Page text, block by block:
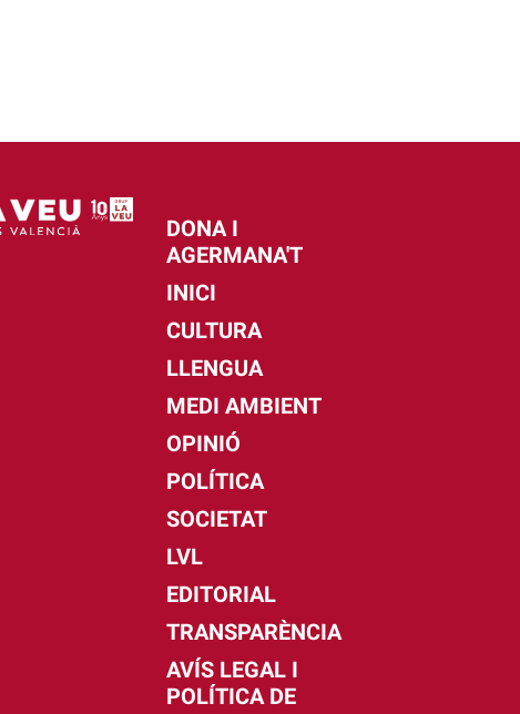
DONA I
AGERMANA'T
INICI
CULTURA
LLENGUA
MEDI AMBIENT
OPINIÓ
POLÍTICA
SOCIETAT
LVL
EDITORIAL
TRANSPARÈNCIA
AVÍS LEGAL I
POLÍTICA DE